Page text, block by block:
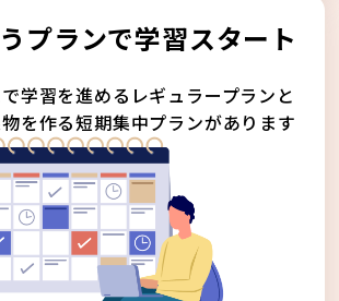
プランで学習スタート
学習を進めるレギュラープランと
を作る短期集中プランがあります